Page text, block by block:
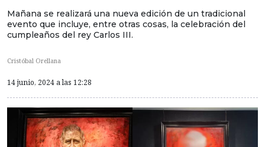
Mañana se realizará una nueva edición de un tradicional
evento que incluye, entre otras cosas, la celebración del
cumpleaños del rey Carlos III.
Cristóbal Orellana
14 junio, 2024 a las 12:28